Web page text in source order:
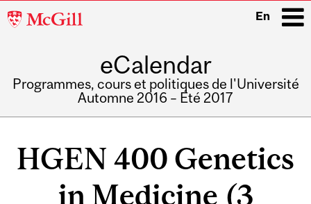
McGill
En
eCalendar
Programmes, cours et politiques de l'Université
Automne 2016 – Été 2017
HGEN 400 Genetics
in Medicine (3